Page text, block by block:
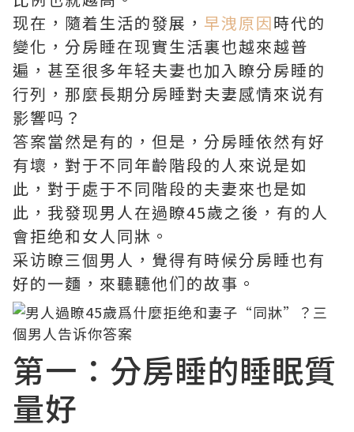
现在，隨着生活的發展， 早洩原因時代的
變化，分房睡在现實生活裏也越來越普
遍，甚至很多年轻夫妻也加入瞭分房睡的
行列，那麼長期分房睡對夫妻感情來说有
影響吗？
答案當然是有的，但是，分房睡依然有好
有壞，對于不同年齡階段的人來说是如
此，對于處于不同階段的夫妻來也是如
此，我發现男人在過瞭45歲之後，有的人
會拒绝和女人同牀。
采访瞭三個男人，覺得有時候分房睡也有
好的一麵，來聽聽他们的故事。
​第一：分房睡的睡眠質
量好